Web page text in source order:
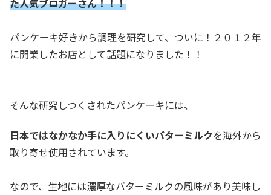
た人気ブロガーさん！！！
パンケーキ好きから調理を研究して、ついに！２０１２年
に開業したお店として話題になりました！！
そんな研究しつくされたパンケーキには、
日本ではなかなか手に入りにくいバターミルクを海外から
取り寄せ使用されています。
なので、生地には濃厚なバターミルクの風味があり美味し